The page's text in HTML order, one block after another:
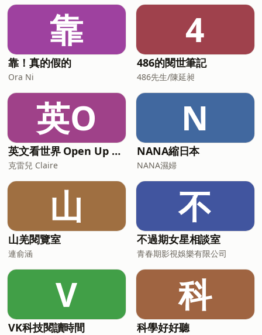
了一個最適合他的旅行方式，到處去打
工。你可能會納悶，這算哪門子的旅行方
式啊？但仔細想想，除了美景和美食以
外，旅行之所以迷人，就是它能讓我們帶
著好奇心，換上一雙新的眼睛，去體驗不
同國
靠
靠！真的假的
Ora Ni
4
486的閱世筆記
486先生/陳延昶
英O
英文看世界 Open Up English with Claire
克雷兒 Claire
N
NANA縮日本
NANA濕婦
山
山羌閱覽室
連俞涵
不
不過期女星相談室
青春期影視娛樂有限公司
V
VK科技閱讀時間
科
科學好好聽